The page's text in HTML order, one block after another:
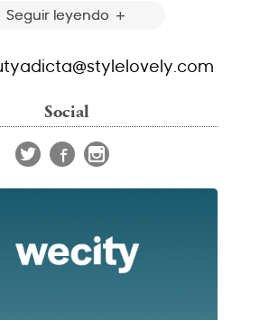
Seguir leyendo
Social